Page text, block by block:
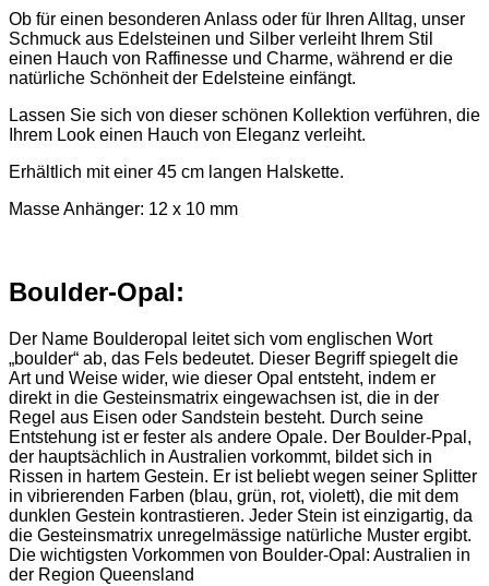
Ob für einen besonderen Anlass oder für Ihren Alltag, unser
Schmuck aus Edelsteinen und Silber verleiht Ihrem Stil
einen Hauch von Raffinesse und Charme, während er die
natürliche Schönheit der Edelsteine einfängt.
Lassen Sie sich von dieser schönen Kollektion verführen, die
Ihrem Look einen Hauch von Eleganz verleiht.
Erhältlich mit einer 45 cm langen Halskette.
Masse Anhänger: 12 x 10 mm
Boulder-Opal:
Der Name Boulderopal leitet sich vom englischen Wort
„boulder“ ab, das Fels bedeutet. Dieser Begriff spiegelt die
Art und Weise wider, wie dieser Opal entsteht, indem er
direkt in die Gesteinsmatrix eingewachsen ist, die in der
Regel aus Eisen oder Sandstein besteht. Durch seine
Entstehung ist er fester als andere Opale. Der Boulder-Ppal,
der hauptsächlich in Australien vorkommt, bildet sich in
Rissen in hartem Gestein. Er ist beliebt wegen seiner Splitter
in vibrierenden Farben (blau, grün, rot, violett), die mit dem
dunklen Gestein kontrastieren. Jeder Stein ist einzigartig, da
die Gesteinsmatrix unregelmässige natürliche Muster ergibt.
Die wichtigsten Vorkommen von Boulder-Opal: Australien in
der Region Queensland